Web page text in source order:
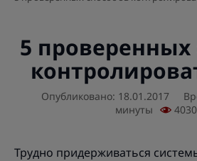
5 проверенных
Опубликовано: 18.01.2017
минуты
4030
Трудно придерживаться